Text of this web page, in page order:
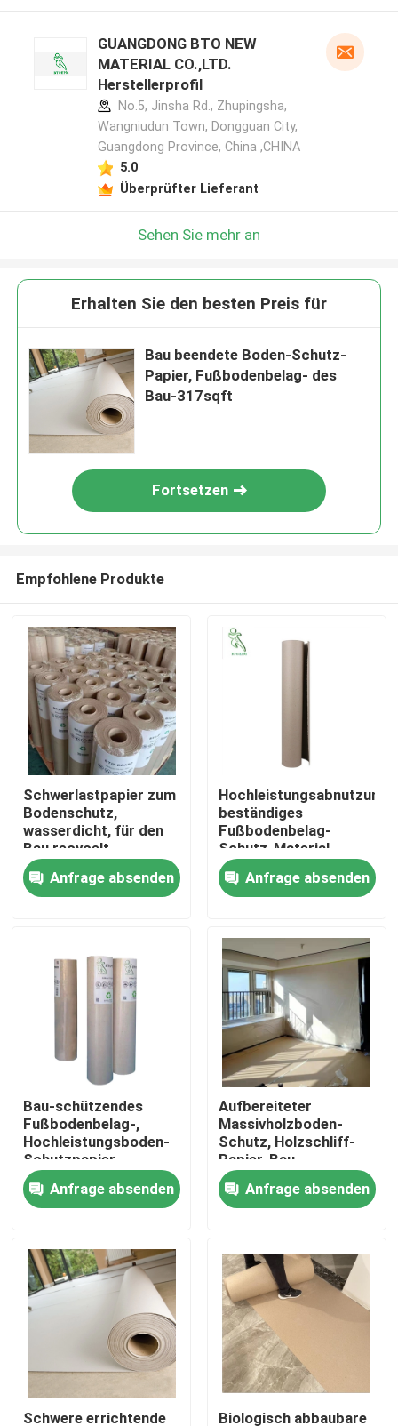
Über uns
Produkte
Fußboden des Schutz-Papiers
Vorübergehende Boden-Schutz-Rolle
Kraftpapier-Boden-Schutz
Bau-Fußbodenbelag--Papier
Pappdruckpapier
Wasserdichte Fußbodenblätter
GUANGDONG BTO NEW
MATERIAL CO.,LTD.
Herstellerprofil
No.5, Jinsha Rd., Zhupingsha,
Wangniudun Town, Dongguan City,
Guangdong Province, China ,CHINA
5.0
Überprüfter Lieferant
Sehen Sie mehr an
Erhalten Sie den besten Preis für
Bau beendete Boden-Schutz-
Papier, Fußbodenbelag- des
Bau-317sqft
Fortsetzen
Empfohlene Produkte
Schwerlastpapier zum
Bodenschutz,
wasserdicht, für den
Bau recycelt
Anfrage absenden
beständiges
Fußbodenbelag-
Schutz-Material,
Boden-Schutz-Papier
Anfrage absenden
Bau-schützendes
Fußbodenbelag-,
Hochleistungsboden-
Schutzpapier
Anfrage absenden
Aufbereiteter
Massivholzboden-
Schutz, Holzschliff-
Papier-Bau-
Fußbodenbelag-
Anfrage absenden
Schwere errichtende Biologisch abbaubare